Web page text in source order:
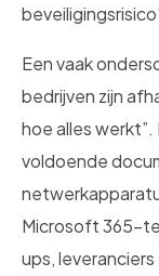
Een vaak
bedrijven zijn
hoe alles
voldoende
Microsoft 365-
ups,